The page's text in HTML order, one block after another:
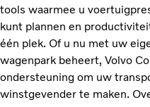
tools waarmee u
kunt plannen en
één plek. Of u nu met uw
wagenpark beheert, Volvo
ondersteuning om uw
winstgevender te maken.